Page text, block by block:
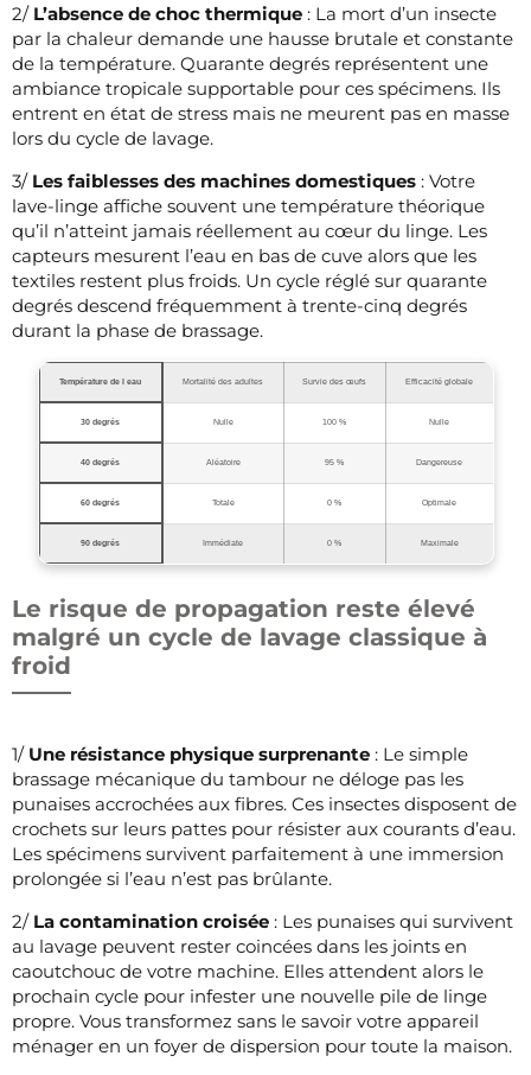
2/ L’absence de choc thermique : La mort d’un insecte
par la chaleur demande une hausse brutale et constante
de la température. Quarante degrés représentent une
ambiance tropicale supportable pour ces spécimens. Ils
entrent en état de stress mais ne meurent pas en masse
lors du cycle de lavage.
3/ Les faiblesses des machines domestiques : Votre
lave-linge affiche souvent une température théorique
qu’il n’atteint jamais réellement au cœur du linge. Les
capteurs mesurent l’eau en bas de cuve alors que les
textiles restent plus froids. Un cycle réglé sur quarante
degrés descend fréquemment à trente-cinq degrés
durant la phase de brassage.
Température de l eau Mortalité des adultes Survie des œufs Efficacité globale
30 degrés Nulle 100 % Nulle
40 degrés Aléatoire 95 % Dangereuse
60 degrés Totale 0 % Optimale
90 degrés Immédiate 0 % Maximale
Le risque de propagation reste élevé
malgré un cycle de lavage classique à
froid
1/ Une résistance physique surprenante : Le simple
brassage mécanique du tambour ne déloge pas les
punaises accrochées aux fibres. Ces insectes disposent de
crochets sur leurs pattes pour résister aux courants d’eau.
Les spécimens survivent parfaitement à une immersion
prolongée si l’eau n’est pas brûlante.
2/ La contamination croisée : Les punaises qui survivent
au lavage peuvent rester coincées dans les joints en
caoutchouc de votre machine. Elles attendent alors le
prochain cycle pour infester une nouvelle pile de linge
propre. Vous transformez sans le savoir votre appareil
ménager en un foyer de dispersion pour toute la maison.